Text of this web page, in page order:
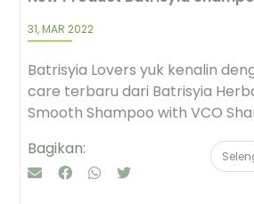
31, MAR 2022
Batrisyia Lovers yuk kenalin
care terbaru dari Batrisyia
Smooth Shampoo with VCO
Bagikan: